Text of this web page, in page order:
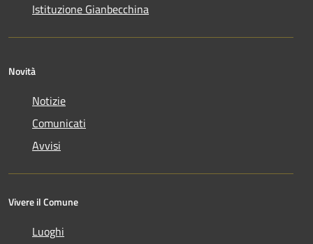
Istituzione Gianbecchina
Novità
Notizie
Comunicati
Avvisi
Vivere il Comune
Luoghi